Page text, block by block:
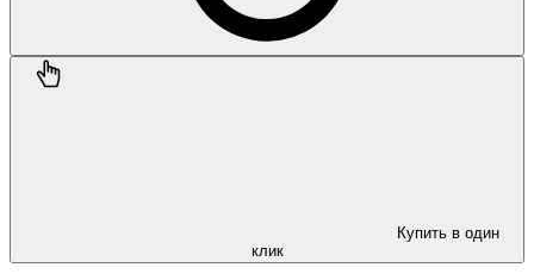
Купить в один
клик